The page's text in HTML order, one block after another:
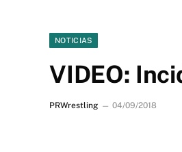
NOTICIAS
VIDEO:
PRWrestling 04/09/2018